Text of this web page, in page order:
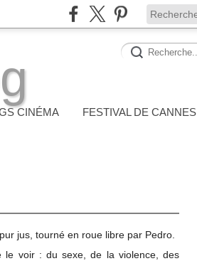
CINÉMA FESTIVAL DE CANNES
jus, tourné en roue libre par Pedro.
le voir : du sexe, de la violence, des